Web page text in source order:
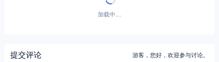
加载中…
提交评论 游客，您好，欢迎参与讨论。